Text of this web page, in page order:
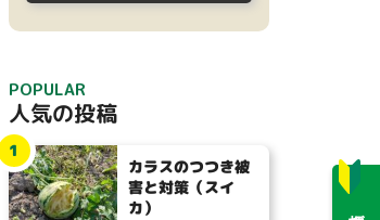
POPULAR
人気の投稿
カラスのつつき被
害と対策（スイ
カ）
1